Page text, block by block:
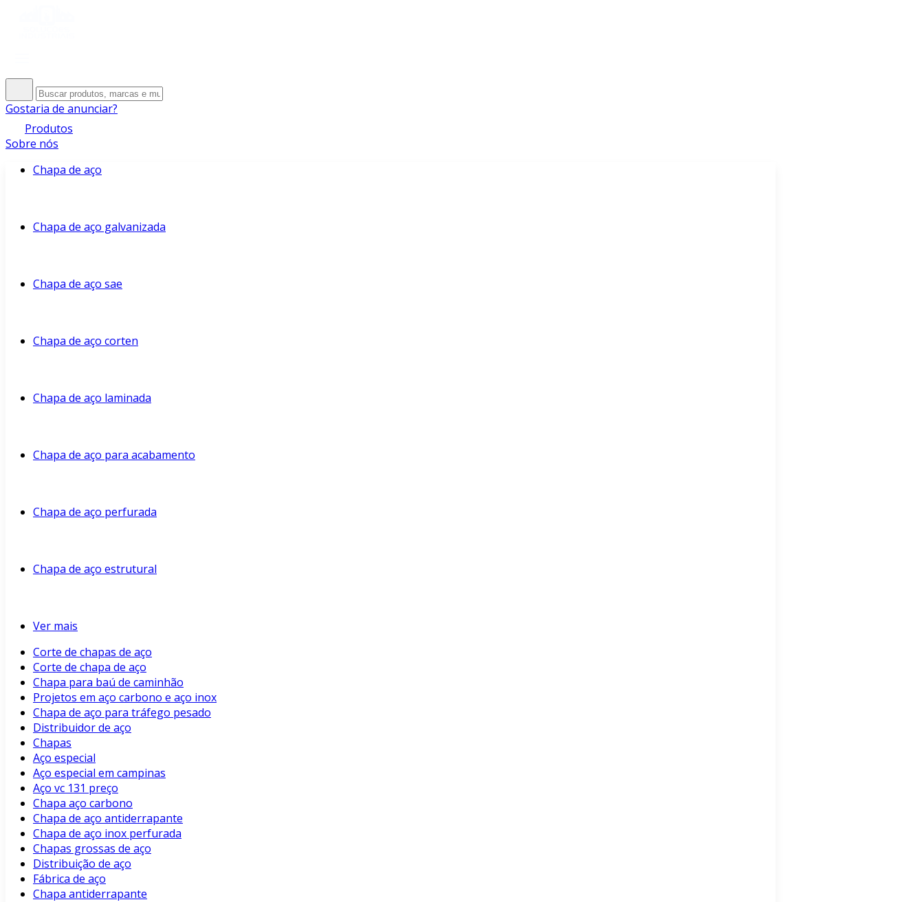
Gostaria de anunciar?
Produtos
Sobre nós
Chapa de aço
Chapa de aço galvanizada
Chapa de aço sae
Chapa de aço corten
Chapa de aço laminada
Chapa de aço para acabamento
Chapa de aço perfurada
Chapa de aço estrutural
Ver mais
Corte de chapas de aço
Corte de chapa de aço
Chapa para baú de caminhão
Projetos em aço carbono e aço inox
Chapa de aço para tráfego pesado
Distribuidor de aço
Chapas
Aço especial
Aço especial em campinas
Aço vc 131 preço
Chapa aço carbono
Chapa de aço antiderrapante
Chapa de aço inox perfurada
Chapas grossas de aço
Distribuição de aço
Fábrica de aço
Chapa antiderrapante